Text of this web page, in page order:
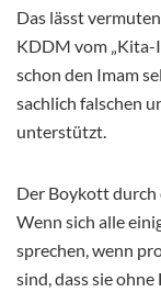
Das lässt
KDDM vom „Kita-
schon den Imam
sachlich falschen
unterstützt.
Der Boykott durch
Wenn sich alle
sprechen, wenn
sind, dass sie